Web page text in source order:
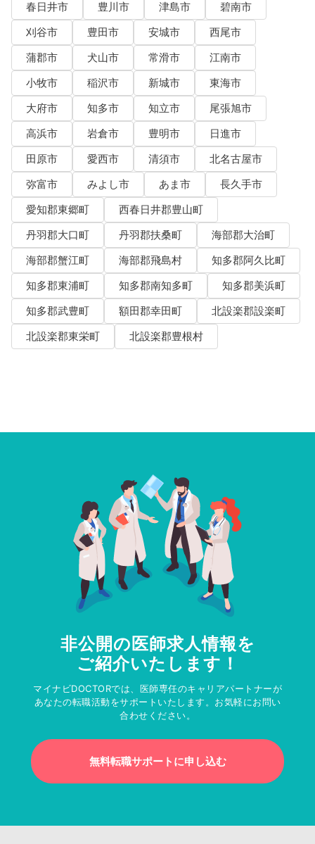
春日井市
豊川市 津島市
碧南市
刈谷市
豊田市 安城市
西尾市
蒲郡市
犬山市 常滑市
江南市
小牧市
稲沢市 新城市
東海市
大府市
知多市 知立市
尾張旭市
高浜市
岩倉市 豊明市
日進市
田原市
愛西市 清須市
北名古屋市
弥富市
みよし市 あま市
長久手市
愛知郡東郷町
西春日井郡豊山町
丹羽郡大口町
丹羽郡扶桑町
海部郡大治町
海部郡蟹江町
海部郡飛島村
知多郡阿久比町
知多郡東浦町
知多郡南知多町
知多郡美浜町
知多郡武豊町
額田郡幸田町
北設楽郡設楽町
北設楽郡東栄町
北設楽郡豊根村
非公開の医師求人情報を
ご紹介いたします！
マイナビDOCTORでは、医師専任のキャリアパートナーが
あなたの転職活動をサポートいたします。お気軽にお問い
合わせください。
無料転職サポートに申し込む